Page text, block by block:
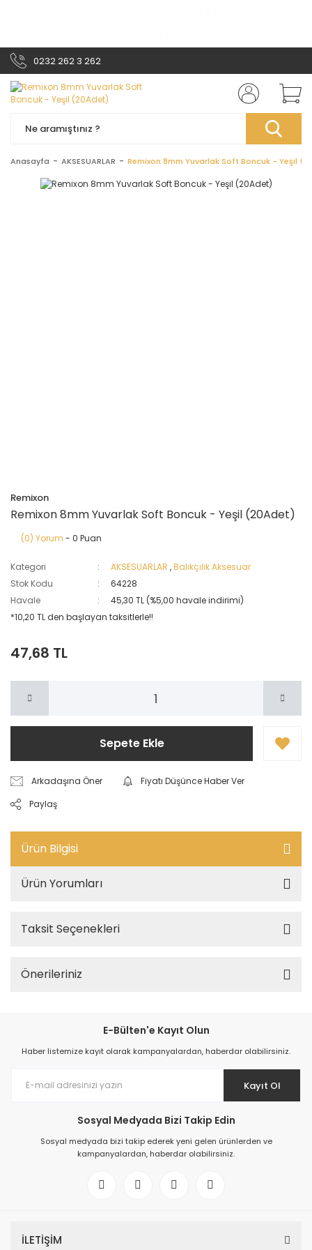
0232 262 3 262
Anasayfa AKSESUARLAR Remixon 8mm Yuvarlak Soft Boncuk - Yeşil
Remixon
Remixon 8mm Yuvarlak Soft Boncuk - Yeşil (20Adet)
(0) Yorum - 0 Puan
Kategori AKSESUARLAR ,Balıkçılık Aksesuar
Stok Kodu
64228
Havale
45,30 TL (%5,00 havale indirimi)
*10,20 TL den başlayan taksitlerle!!
47,68 TL
Sepete Ekle
Arkadaşına Öner
Fiyatı Düşünce Haber Ver
Paylaş
Ürün Bilgisi
Ürün Yorumları
Taksit Seçenekleri
Önerileriniz
E-Bülten'e Kayıt Olun
Haber listemize kayıt olarak kampanyalardan, haberdar olabilirsiniz.
Kayıt Ol
Sosyal Medyada Bizi Takip Edin
Sosyal medyada bizi takip ederek yeni gelen ürünlerden ve
kampanyalardan, haberdar olabilirsiniz.
İLETİŞİM